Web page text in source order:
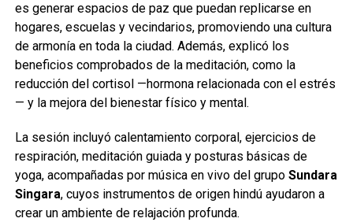
es generar espacios de paz que puedan replicarse en
hogares, escuelas y vecindarios, promoviendo una cultura
de armonía en toda la ciudad. Además, explicó los
beneficios comprobados de la meditación, como la
reducción del cortisol —hormona relacionada con el estrés
— y la mejora del bienestar físico y mental.
La sesión incluyó calentamiento corporal, ejercicios de
respiración, meditación guiada y posturas básicas de
yoga, acompañadas por música en vivo del grupo Sundara
Singara, cuyos instrumentos de origen hindú ayudaron a
crear un ambiente de relajación profunda.